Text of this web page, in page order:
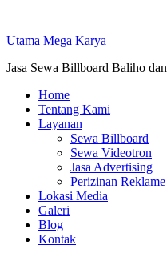
content
Utama Mega Karya
Jasa Sewa Billboard Baliho
Home
Tentang Kami
Layanan
Sewa Billboard
Sewa Videotron
Jasa Advertising
Perizinan Reklame
Lokasi Media
Galeri
Blog
Kontak